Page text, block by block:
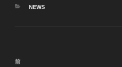
カ
NEWS
投
前
前